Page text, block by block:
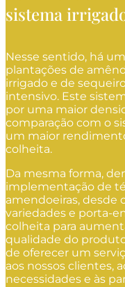
sistema
Nesse sentido, há
plantações de
irrigado e de
intensivo. Este
por uma maior
comparação com o
um maior
colheita.
Da mesma forma,
implementação de
amendoeiras, desde
variedades e porta-
colheita para
qualidade do
de oferecer um
aos nossos clientes,
necessidades e às